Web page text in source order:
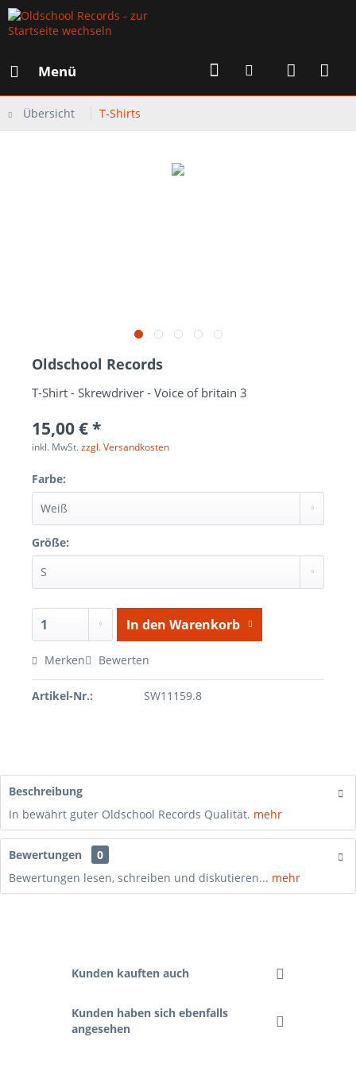
Menü
Übersicht T-Shirts
Oldschool Records
T-Shirt - Skrewdriver - Voice of britain 3
15,00 € *
inkl. MwSt.zzgl. Versandkosten
Farbe:
Größe:
In den Warenkorb
Merken Bewerten
Artikel-Nr.: SW11159.8
Beschreibung
In bewährt guter Oldschool Records Qualität. mehr
Bewertungen
0
Bewertungen lesen, schreiben und diskutieren... mehr
Kunden kauften auch
Kunden haben sich ebenfalls
angesehen